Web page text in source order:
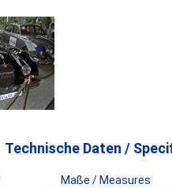
Technische Daten /
Maße / Measures